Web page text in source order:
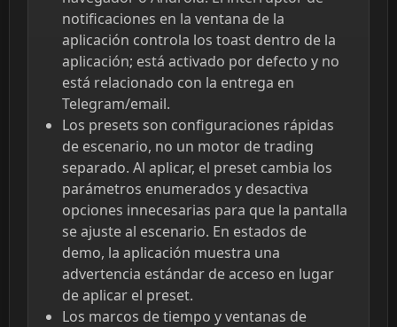
notificaciones en la ventana de la
aplicación controla los toast dentro de la
aplicación; está activado por defecto y no
está relacionado con la entrega en
Telegram/email.
Los presets son configuraciones rápidas
de escenario, no un motor de trading
separado. Al aplicar, el preset cambia los
parámetros enumerados y desactiva
opciones innecesarias para que la pantalla
se ajuste al escenario. En estados de
demo, la aplicación muestra una
advertencia estándar de acceso en lugar
de aplicar el preset.
Los marcos de tiempo y ventanas de